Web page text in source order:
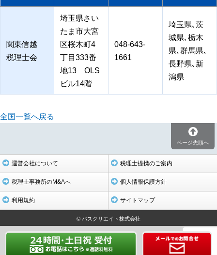
関東信越
税理士会
埼玉県さい
たま市大宮
区桜木町4
丁目333番
地13 OLS
ビル14階
048-643-
1661
埼玉県､茨
城県､栃木
県､群馬県､
長野県､新
潟県
全国一覧へ戻る
ページ先頭へ
運営会社について 税理士提携のご案内
税理士事務所のM&Aへ 個人情報保護方針
利用規約 サイトマップ
© パスクリエイト株式会社